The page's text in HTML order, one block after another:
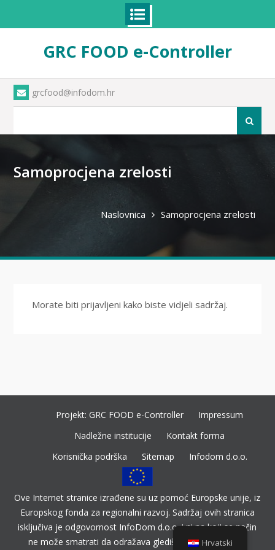
GRC FOOD e-Controller
grcfood@infodom.hr
Pretraži
Samoprocjena zrelosti
Naslovnica Samoprocjena zrelosti
Morate biti prijavljeni kako biste vidjeli sadržaj.
Projekt: GRC FOOD e-Controller
Impressum
Nadležne institucije
Kontakt forma
Korisnička podrška
Sitemap Infodom d.o.o.
Ove Internet stranice izrađene su uz pomoć Europske unije, iz
Europskog fonda za regionalni razvoj. Sadržaj ovih stranica
isključiva je odgovornost InfoDom d.o.o. i ni na koji se način
ne može smatrati da odražava gledišta Europske unije.
Hrvatski